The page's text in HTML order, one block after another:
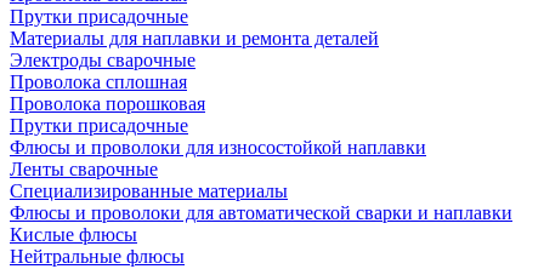
Прутки присадочные
Материалы для наплавки и ремонта деталей
Электроды сварочные
Проволока сплошная
Проволока порошковая
Прутки присадочные
Флюсы и проволоки для износостойкой наплавки
Ленты сварочные
Специализированные материалы
Флюсы и проволоки для автоматической сварки и наплавки
Кислые флюсы
Нейтральные флюсы